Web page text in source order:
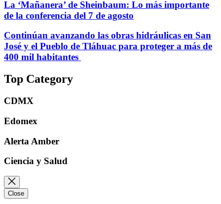
La ‘Mañanera’ de Sheinbaum: Lo más importante
de la conferencia del 7 de agosto
Continúan avanzando las obras hidráulicas en San
José y el Pueblo de Tláhuac para proteger a más de
400 mil habitantes
Top Category
CDMX
Edomex
Alerta Amber
Ciencia y Salud
Close